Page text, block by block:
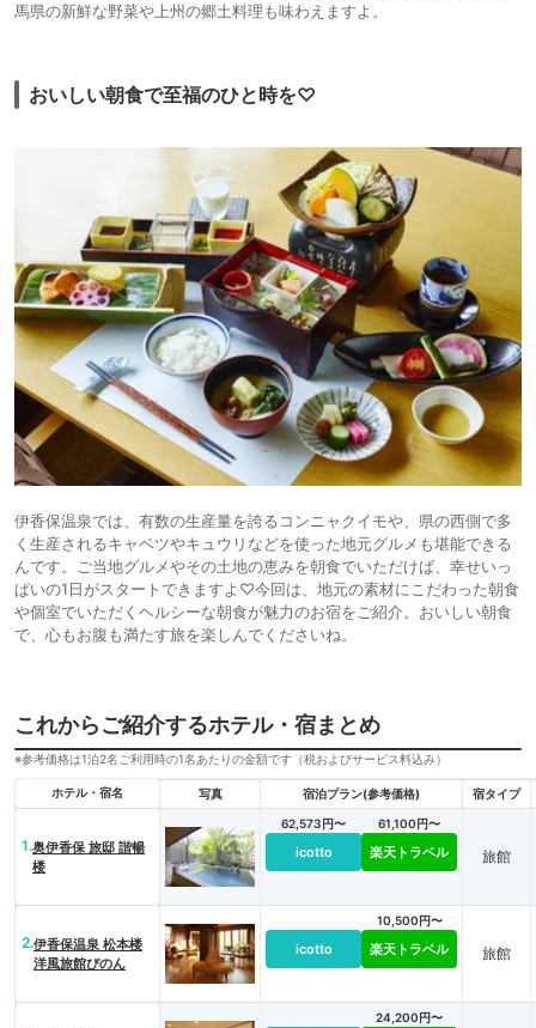
馬県の新鮮な野菜や上州の郷土料理も味わえますよ。
おいしい朝食で至福のひと時を♡
伊香保温泉では、有数の生産量を誇るコンニャクイモや、県の西側で多
く生産されるキャベツやキュウリなどを使った地元グルメも堪能できる
んです。ご当地グルメやその土地の恵みを朝食でいただけば、幸せいっ
ぱいの1日がスタートできますよ♡今回は、地元の素材にこだわった朝食
や個室でいただくヘルシーな朝食が魅力のお宿をご紹介。おいしい朝食
で、心もお腹も満たす旅を楽しんでくださいね。
これからご紹介するホテル・宿まとめ
※参考価格は1泊2名ご利用時の1名あたりの金額です（税およびサービス料込み）
ホテル・宿名 写真 宿泊プラン(参考価格) 宿タイプ
1.奥伊香保 旅邸 諧暢
楼
62,573円〜
icotto
61,100円〜
楽天トラベル 旅館
2.伊香保温泉 松本楼
洋風旅館ぴのん
icotto
10,500円〜
楽天トラベル 旅館
24,200円〜